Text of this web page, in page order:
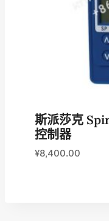
斯派莎克
控制器
¥8,400.00